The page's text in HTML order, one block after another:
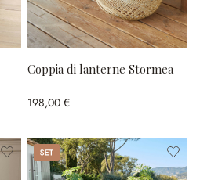
Coppia di lanterne Stormea
198,00 €
Set